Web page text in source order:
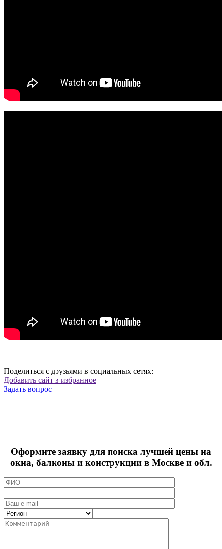
Поделиться с друзьями в социальных сетях:
Добавить сайт в избранное
Задать вопрос
Оформите заявку для поиска лучшей цены на
окна, балконы и конструкции в Москве и обл.